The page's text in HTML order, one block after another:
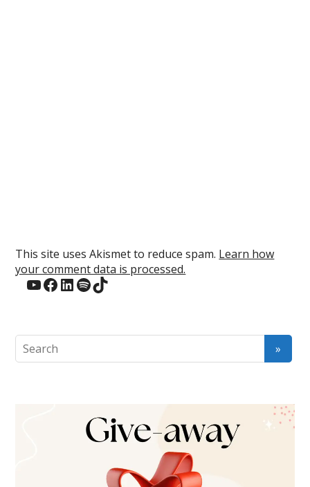
This site uses Akismet to reduce spam. Learn how
your comment data is processed.
YouTube
Facebook
LinkedIn
Spotify
TikTok